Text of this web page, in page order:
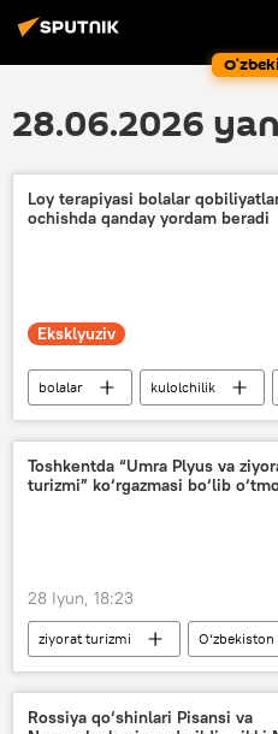
28.06.2026
Loy terapiyasi bolalar
ochishda qanday yordam beradi
Eksklyuziv
bolalar kulolchilik
bola
O‘zbekiston
Toshkent
Toshkentda “Umra Plyus va
turizmi” ko‘rgazmasi bo‘lib
28 Iyun, 18:23
ziyorat turizmi
O‘zbekiston
Jamiyat
sayyohlar
ko‘rgazma
Rossiya qo‘shinlari Pisansi va